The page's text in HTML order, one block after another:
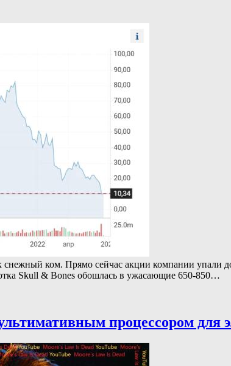
ком. Прямо сейчас акции компании упали
Skull & Bones обошлась в ужасающие 650-850…
процессором для